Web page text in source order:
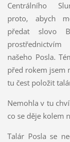
Centrálního
proto, abych
předat slovo
prostřednictvím
našeho Posla.
před rokem jsem
tu čest položit
Nemohla v tu
co se děje kolem
Talár Posla se